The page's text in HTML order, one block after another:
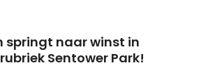
springt naar winst in
Sentower Park!